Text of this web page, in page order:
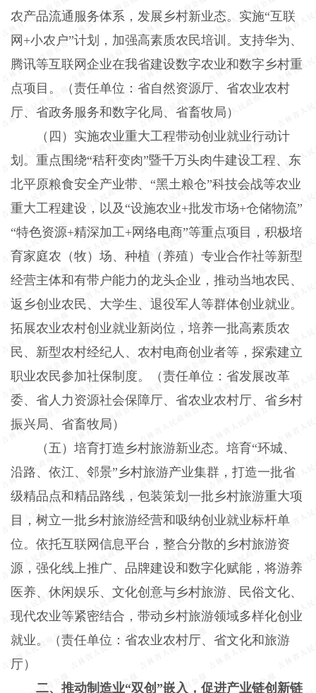
农产品流通服务体系，发展乡村新业态。实施“互联
网+小农户”计划，加强高素质农民培训。支持华为、
腾讯等互联网企业在我省建设数字农业和数字乡村重
点项目。（责任单位：省自然资源厅、省农业农村
厅、省政务服务和数字化局、省畜牧局）
（四）实施农业重大工程带动创业就业行动计
划。重点围绕“秸秆变肉”暨千万头肉牛建设工程、东
北平原粮食安全产业带、“黑土粮仓”科技会战等农业
重大工程建设，以及“设施农业+批发市场+仓储物流”
“特色资源+精深加工+网络电商”等重点项目，积极培
育家庭农（牧）场、种植（养殖）专业合作社等新型
经营主体和有带户能力的龙头企业，推动当地农民、
返乡创业农民、大学生、退役军人等群体创业就业。
拓展农业农村创业就业新岗位，培养一批高素质农
民、新型农村经纪人、农村电商创业者等，探索建立
职业农民参加社保制度。（责任单位：省发展改革
委、省人力资源社会保障厅、省农业农村厅、省乡村
振兴局、省畜牧局）
（五）培育打造乡村旅游新业态。培育“环城、
沿路、依江、邻景”乡村旅游产业集群，打造一批省
级精品点和精品路线，包装策划一批乡村旅游重大项
目，树立一批乡村旅游经营和吸纳创业就业标杆单
位。依托互联网信息平台，整合分散的乡村旅游资
源，强化线上推广、品牌建设和数字化赋能，将游养
医养、休闲娱乐、文化创意与乡村旅游、民俗文化、
现代农业等紧密结合，带动乡村旅游领域多样化创业
就业。（责任单位：省农业农村厅、省文化和旅游
厅）
二、推动制造业“双创”嵌入，促进产业链创新链